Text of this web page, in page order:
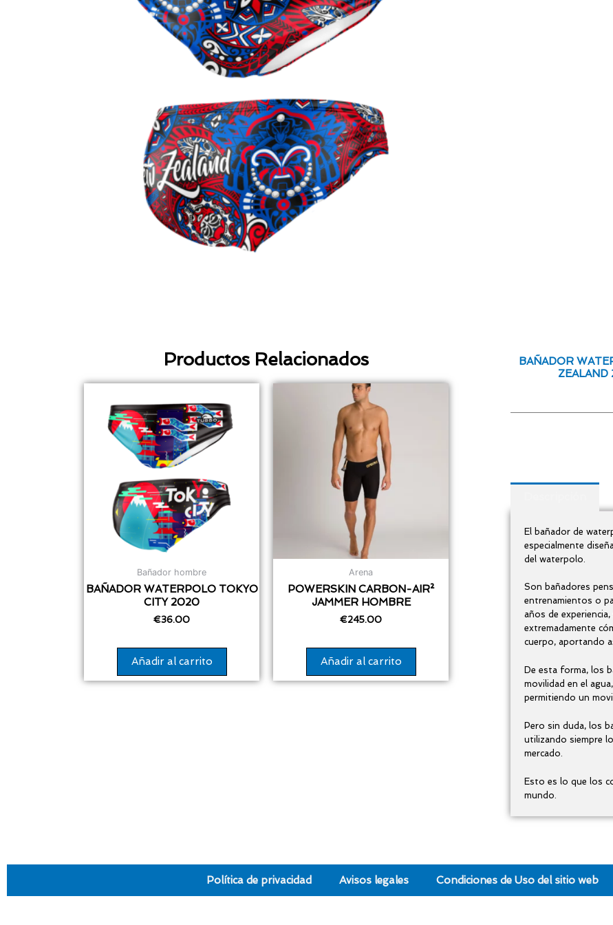
Productos Relacionados
Bañador hombre
BAÑADOR WATERPOLO TOKYO
CITY 2020
€36.00
Añadir al carrito
Arena
POWERSKIN CARBON-AIR²
JAMMER HOMBRE
€245.00
Añadir al carrito
BAÑADOR
ZEALAND
El bañador de
especialmente
del waterpolo.
Son bañadores
entrenamientos o
años de
extremadamente
cuerpo, aportando
De esta forma, los
movilidad en el
permitiendo un
Pero sin duda, los
utilizando siempre
mercado.
Esto es lo que los
mundo.
Política de privacidad Avisos legales Condiciones de Uso del sitio web